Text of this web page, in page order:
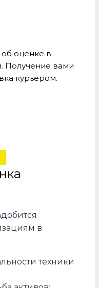
оценке в
Получение вами
курьером.
в
техники